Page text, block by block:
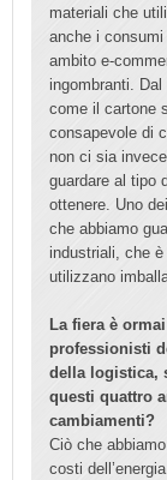
materiali che
anche i
ambito e-
ingombranti.
come il cartone
consapevole di
non ci sia
guardare al tipo
ottenere. Uno
che abbiamo
industriali, che
utilizzano
La fiera è
professionisti
della logistica,
questi quattro
cambiamenti?
Ciò che
costi